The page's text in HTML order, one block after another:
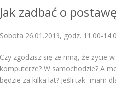
Jak zadbać o
Sobota 26.01.2019, godz. 11.00-
Czy zgodzisz się ze mną, że życie
komputerze? W samochodzie? A
będzie za kilka lat? Jeśli tak- mam